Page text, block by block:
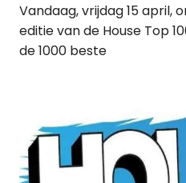
Vandaag, vrijdag 15 april,
editie van de House Top
de 1000 beste